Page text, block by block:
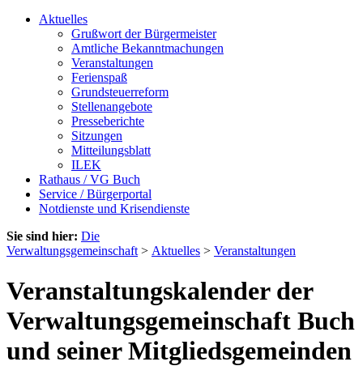
Aktuelles
Grußwort der Bürgermeister
Amtliche Bekanntmachungen
Veranstaltungen
Ferienspaß
Grundsteuerreform
Stellenangebote
Presseberichte
Sitzungen
Mitteilungsblatt
ILEK
Rathaus / VG Buch
Service / Bürgerportal
Notdienste und Krisendienste
Sie sind hier: Die
Verwaltungsgemeinschaft > Aktuelles > Veranstaltungen
Veranstaltungskalender der
Verwaltungsgemeinschaft Buch
und seiner Mitgliedsgemeinden